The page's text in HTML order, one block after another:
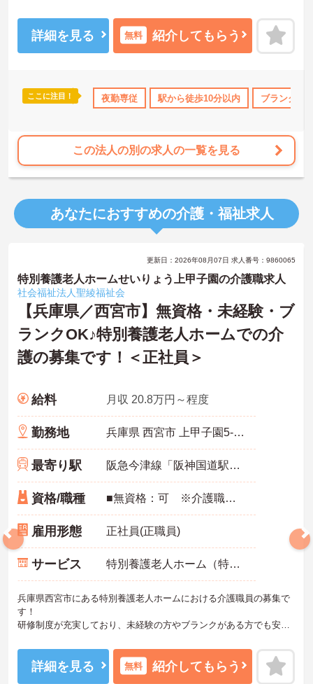
日勤のみ 年間休日110日以上 資格取得サポート 研修制度
仕事できます♪
ご興味ある方は面接ポイントをお伝えしますので、お気軽にお問い
詳細を見る 無料 紹介してもらう
ここに注目！ 夜勤専従 駅から徒歩10分以内 ブランクOK
この法人の別の求人の一覧を見る
あなたにおすすめの介護・福祉求人
更新日：2026年08月07日 求人番号：9860065
特別養護老人ホームせいりょう上甲子園の介護職求人
社会福祉法人聖綾福祉会
【兵庫県／西宮市】無資格・未経験・ブ
ランクOK♪特別養護老人ホームでの介
護の募集です！＜正社員＞
給料 月収 20.8万円～程度
勤務地 兵庫県 西宮市 上甲子園5-5-5
最寄り駅 阪急今津線「阪神国道駅」徒歩8分
資格/職種 ■無資格：可 ※介護職員初任者研修以上：あれば尚可 ■実務経験：不問 ※未経験・ブランク：可
雇用形態 正社員(正職員)
サービス 特別養護老人ホーム（特養）
兵庫県西宮市にある特別養護老人ホームにおける介護職員の募集で
す！
研修制度が充実しており、未経験の方やブランクがある方でも安心
また資格取得支援制度があり、働きながらスキルアップが目指せま
す☆
通勤手当、資格手当、夜勤手当、ケアマイスター手当など、各種手
詳細を見る 無料 紹介してもらう